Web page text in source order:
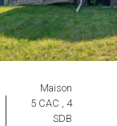
Maison
5 CAC , 4
SDB